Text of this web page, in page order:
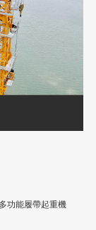
功能履帶起重機